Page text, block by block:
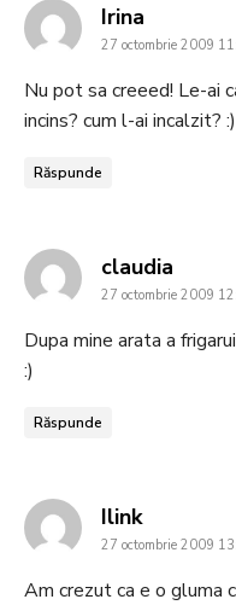
Irina
27 octombrie 2009
Nu pot sa creeed! Le-ai
incins? cum l-ai incalzit? :)
Răspunde
claudia
27 octombrie 2009
Dupa mine arata a
:)
Răspunde
Ilinksays:
27 octombrie 2009
Am crezut ca e o gluma